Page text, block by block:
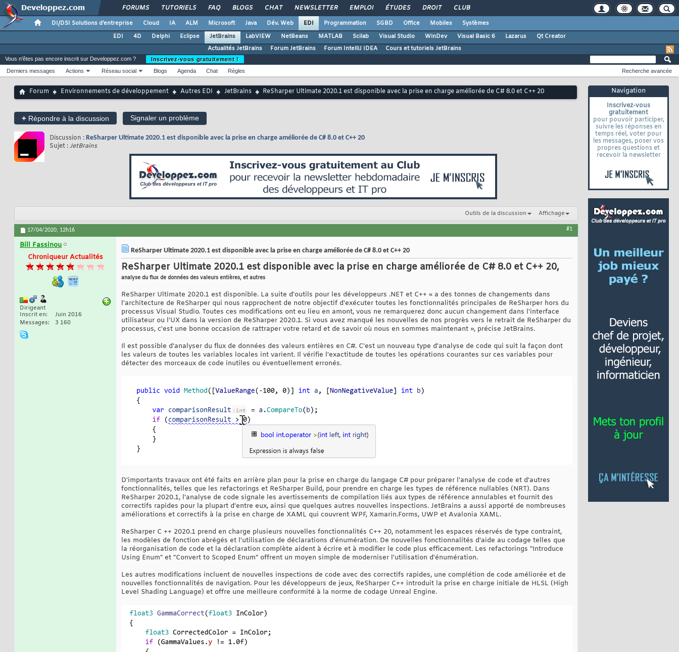
FORUMS TUTORIELS FAQ BLOGS CHAT NEWSLETTER EMPLOI ÉTUDES DROIT CLUB
DI/DSI Solutions d'entreprise Cloud IA ALM Microsoft Java Dév. Web EDI Programmation SGBD Office Mobiles
Systèmes
EDI
4D Delphi Eclipse JetBrains LabVIEW NetBeans MATLAB Scilab Visual Studio WinDev Visual Basic 6 Lazarus
Qt Creator
Actualités JetBrains
Forum JetBrains Forum IntelliJ IDEA Cours et tutoriels JetBrains
Navigation
Inscrivez-vous
gratuitement
pour pouvoir participer,
suivre les réponses en
temps réel, voter pour
les messages, poser vos
propres questions et
recevoir la newsletter
Vous n'êtes pas encore inscrit sur Developpez.com ?
Inscrivez-vous gratuitement !
Derniers messages
Actions Réseau social Blogs Agenda Chat Règles Recherche avancée
Forum Environnements de développement Autres EDI JetBrains ReSharper Ultimate 2020.1 est disponible avec la prise en charge améliorée de C# 8.0 et C++ 20
+ Répondre à la discussion Signaler un problème
Discussion : ReSharper Ultimate 2020.1 est disponible avec la prise en charge améliorée de C# 8.0 et C++ 20
Sujet :JetBrains
Outils de la discussion Affichage
17/04/2020, 12h16 #1
Bill Fassinou
Chroniqueur Actualités
Dirigeant
Inscrit en
Juin 2016
Messages
3 160
ReSharper Ultimate 2020.1 est disponible avec la prise en charge améliorée de C# 8.0 et C++ 20
ReSharper Ultimate 2020.1 est disponible avec la prise en charge améliorée de C# 8.0 et C++ 20,
analyse du flux de données des valeurs entières, et autres
ReSharper Ultimate 2020.1 est disponible. La suite d'outils pour les développeurs .NET et C++ « a des tonnes de changements dans
l'architecture de ReSharper qui nous rapprochent de notre objectif d'exécuter toutes les fonctionnalités principales de ReSharper hors du
processus Visual Studio. Toutes ces modifications ont eu lieu en amont, vous ne remarquerez donc aucun changement dans l'interface
utilisateur ou l'UX dans la version de ReSharper 2020.1. Si vous avez manqué les nouvelles de nos progrès vers le retrait de ReSharper du
processus, c'est une bonne occasion de rattraper votre retard et de savoir où nous en sommes maintenant », précise JetBrains.
Il est possible d'analyser du flux de données des valeurs entières en C#. C'est un nouveau type d'analyse de code qui suit la façon dont
les valeurs de toutes les variables locales int varient. Il vérifie l'exactitude de toutes les opérations courantes sur ces variables pour
détecter des morceaux de code inutiles ou éventuellement erronés.
D'importants travaux ont été faits en arrière plan pour la prise en charge du langage C# pour préparer l'analyse de code et d'autres
fonctionnalités, telles que les refactorings et ReSharper Build, pour prendre en charge les types de référence nullables (NRT). Dans
ReSharper 2020.1, l'analyse de code signale les avertissements de compilation liés aux types de référence annulables et fournit des
correctifs rapides pour la plupart d'entre eux, ainsi que quelques autres nouvelles inspections. JetBrains a aussi apporté de nombreuses
améliorations et correctifs à la prise en charge de XAML qui couvrent WPF, Xamarin.Forms, UWP et Avalonia XAML.
ReSharper C ++ 2020.1 prend en charge plusieurs nouvelles fonctionnalités C++ 20, notamment les espaces réservés de type contraint,
les modèles de fonction abrégés et l'utilisation de déclarations d'énumération. De nouvelles fonctionnalités d'aide au codage telles que
la réorganisation de code et la déclaration complète aident à écrire et à modifier le code plus efficacement. Les refactorings "Introduce
Using Enum" et "Convert to Scoped Enum" offrent un moyen simple de moderniser l'utilisation d'énumération.
Les autres modifications incluent de nouvelles inspections de code avec des correctifs rapides, une complétion de code améliorée et de
nouvelles fonctionnalités de navigation. Pour les développeurs de jeux, ReSharper C++ introduit la prise en charge initiale de HLSL (High
Level Shading Language) et offre une meilleure conformité à la norme de codage Unreal Engine.